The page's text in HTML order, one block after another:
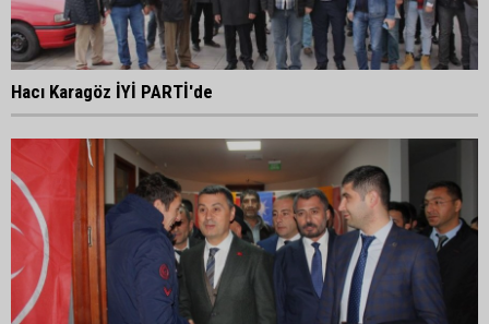
Hacı Karagöz İYİ PARTİ'de